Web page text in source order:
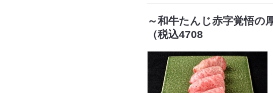
～和牛たんじ赤字覚悟の
（税込4708